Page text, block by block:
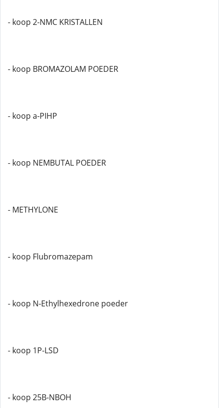
- koop 2-NMC KRISTALLEN
- koop BROMAZOLAM POEDER
- koop a-PIHP
- koop NEMBUTAL POEDER
- METHYLONE
- koop Flubromazepam
- koop N-Ethylhexedrone poeder
- koop 1P-LSD
- koop 25B-NBOH